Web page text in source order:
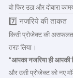
वो फिर उठा और दोबारा
7️⃣ नजरिये की ताकत
किसी प्रोजेक्ट की
तरह लिया।
“आपका नजरिया ही आपकी
और उसी प्रोजेक्ट को नए